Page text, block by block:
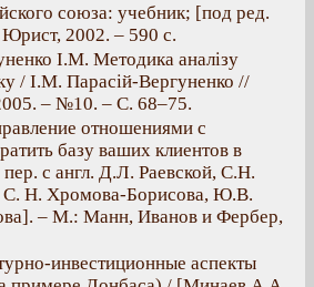
союза: учебник; [под ред.
2002. – 590 c.
І.М. Методика аналізу
/ І.М. Парасій-Вергуненко //
– №10. – С. 68–75.
отношениями с
базу ваших клиентов в
с англ. Д.Л. Раевской, С.Н.
С. Н. Хромова-Борисова, Ю.В.
– М.: Манн, Иванов и Фербер,
инвестиционные аспекты